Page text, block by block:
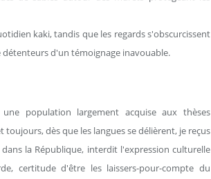
kaki, tandis que les regards s'obscurcissent
d'un témoignage inavouable.
population largement acquise aux thèses
dès que les langues se délièrent, je reçus
la République, interdit l'expression culturelle
certitude d'être les laissers-pour-compte du